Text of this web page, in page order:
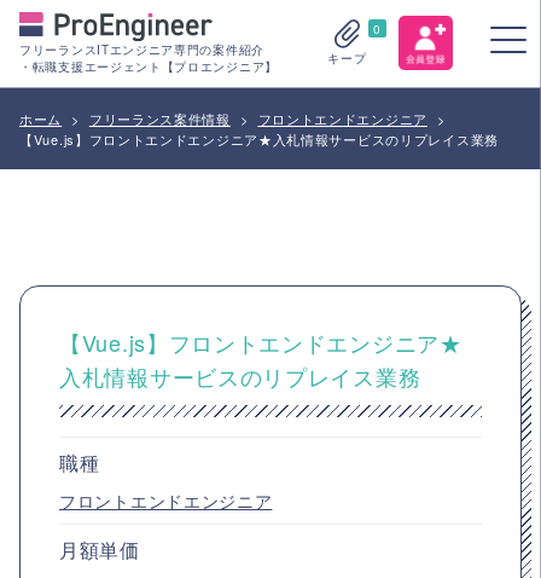
フリーランスITエンジニア専門の案件紹介
・転職支援エージェント【プロエンジニア】
0
キープ
ホーム > フリーランス案件情報 > フロントエンドエンジニア
>
【Vue.js】フロントエンドエンジニア★入札情報サービスのリプレイス業務
【Vue.js】フロントエンドエンジニア★
入札情報サービスのリプレイス業務
職種
フロントエンドエンジニア
月額単価